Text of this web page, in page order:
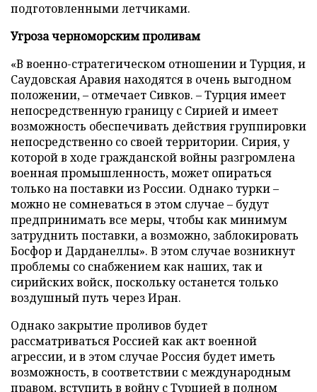
подготовленными летчиками.
Угроза черноморским проливам
«В военно-стратегическом отношении и Турция, и
Саудовская Аравия находятся в очень выгодном
положении, – отмечает Сивков. – Турция имеет
непосредственную границу с Сирией и имеет
возможность обеспечивать действия группировки
непосредственно со своей территории. Сирия, у
которой в ходе гражданской войны разгромлена
военная промышленность, может опираться
только на поставки из России. Однако турки –
можно не сомневаться в этом случае – будут
предпринимать все меры, чтобы как минимум
затруднить поставки, а возможно, заблокировать
Босфор и Дарданеллы». В этом случае возникнут
проблемы со снабжением как наших, так и
сирийских войск, поскольку останется только
воздушный путь через Иран.
Однако закрытие проливов будет
рассматриваться Россией как акт военной
агрессии, и в этом случае Россия будет иметь
возможность, в соответствии с международным
правом, вступить в войну с Турцией в полном